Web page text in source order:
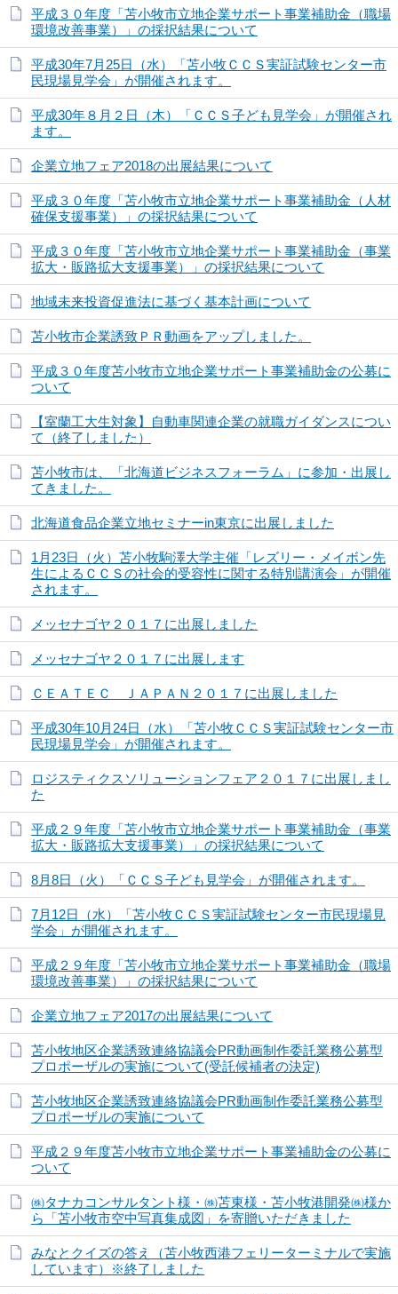
平成３０年度「苫小牧市立地企業サポート事業補助金（職場
環境改善事業）」の採択結果について
平成30年7月25日（水）「苫小牧ＣＣＳ実証試験センター市
民現場見学会」が開催されます。
平成30年８月２日（木）「ＣＣＳ子ども見学会」が開催され
ます。
企業立地フェア2018の出展結果について
平成３０年度「苫小牧市立地企業サポート事業補助金（人材
確保支援事業）」の採択結果について
平成３０年度「苫小牧市立地企業サポート事業補助金（事業
拡大・販路拡大支援事業）」の採択結果について
地域未来投資促進法に基づく基本計画について
苫小牧市企業誘致ＰＲ動画をアップしました。
平成３０年度苫小牧市立地企業サポート事業補助金の公募に
ついて
【室蘭工大生対象】自動車関連企業の就職ガイダンスについ
て（終了しました）
苫小牧市は、「北海道ビジネスフォーラム」に参加・出展し
てきました。
北海道食品企業立地セミナーin東京に出展しました
1月23日（火）苫小牧駒澤大学主催「レズリー・メイボン先
生によるＣＣＳの社会的受容性に関する特別講演会」が開催
されます。
メッセナゴヤ２０１７に出展しました
メッセナゴヤ２０１７に出展します
ＣＥＡＴＥＣ ＪＡＰＡＮ２０１７に出展しました
平成30年10月24日（水）「苫小牧ＣＣＳ実証試験センター市
民現場見学会」が開催されます。
ロジスティクスソリューションフェア２０１７に出展しまし
た
平成２９年度「苫小牧市立地企業サポート事業補助金（事業
拡大・販路拡大支援事業）」の採択結果について
8月8日（火）「ＣＣＳ子ども見学会」が開催されます。
7月12日（水）「苫小牧ＣＣＳ実証試験センター市民現場見
学会」が開催されます。
平成２９年度「苫小牧市立地企業サポート事業補助金（職場
環境改善事業）」の採択結果について
企業立地フェア2017の出展結果について
苫小牧地区企業誘致連絡協議会PR動画制作委託業務公募型
プロポーザルの実施について(受託候補者の決定)
苫小牧地区企業誘致連絡協議会PR動画制作委託業務公募型
プロポーザルの実施について
平成２９年度苫小牧市立地企業サポート事業補助金の公募に
ついて
㈱タナカコンサルタント様・㈱苫東様・苫小牧港開発㈱様か
ら「苫小牧市空中写真集成図」を寄贈いただきました
みなとクイズの答え（苫小牧西港フェリーターミナルで実施
しています）※終了しました